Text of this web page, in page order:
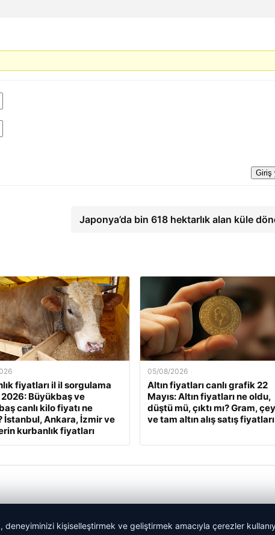
Giriş
Japonya’da bin 618 hektarlık alan küle
fiyatları il il sorgulama
2026: Büyükbaş ve
canlı kilo fiyatı ne
İstanbul, Ankara, İzmir ve
kurbanlık fiyatları
05/08/2026
Altın fiyatları canlı grafik 22
Mayıs: Altın fiyatları ne oldu,
düştü mü, çıktı mı? Gram,
ve tam altın alış satış fiyatları
deneyiminizi kişiselleştirmek ve geliştirmek amacıyla çerezler